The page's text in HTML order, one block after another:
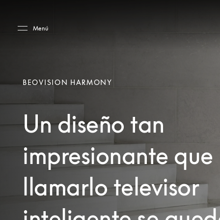
Menú
BEOVISION HARMONY
Un diseño tan
impresionante que
llamarlo televisor